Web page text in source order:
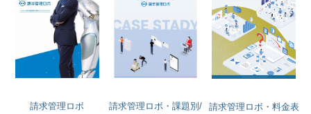
請求管理ロボ
請求管理ロボ・課題別/
請求管理ロボ・料金表